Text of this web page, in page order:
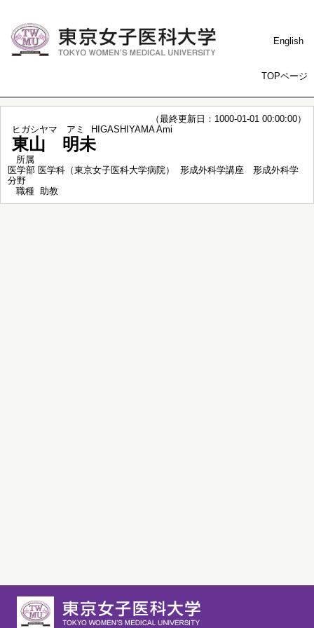
English
TOPページ
（最終更新日：1000-01-01 00:00:00）
ヒガシヤマ アミ
HIGASHIYAMA Ami
東山 明未
所属
医学部 医学科（東京女子医科大学病院） 形成外科学講座 形成外科学
分野
職種 助教